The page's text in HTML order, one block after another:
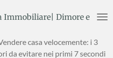
Immobiliare| Dimore e
casa velocemente: i 3
da evitare nei primi 7 secondi